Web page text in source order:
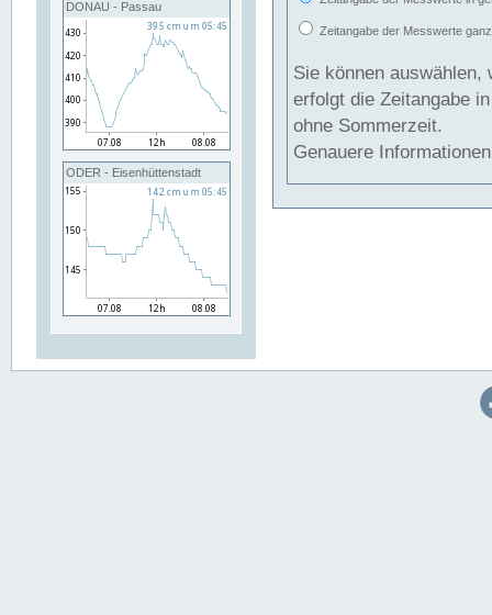
DONAU - Passau
ODER - Eisenhüttenstadt
Zeitangabe der Messwerte
Sie können auswählen,
erfolgt die Zeitangabe
ohne Sommerzeit.
Genauere